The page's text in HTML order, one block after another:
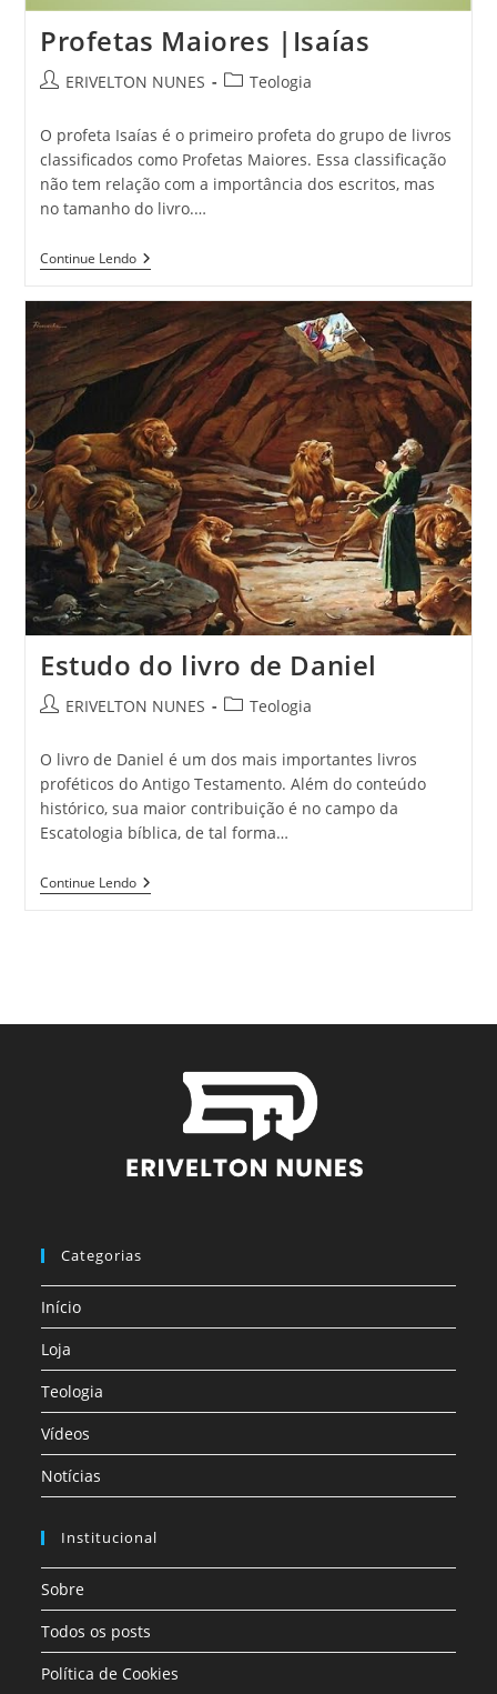
Profetas Maiores |Isaías
ERIVELTON NUNES Teologia
O profeta Isaías é o primeiro profeta do grupo de livros
classificados como Profetas Maiores. Essa classificação
não tem relação com a importância dos escritos, mas
no tamanho do livro.…
Continue Lendo
Estudo do livro de Daniel
ERIVELTON NUNES Teologia
O livro de Daniel é um dos mais importantes livros
proféticos do Antigo Testamento. Além do conteúdo
histórico, sua maior contribuição é no campo da
Escatologia bíblica, de tal forma…
Continue Lendo
Categorias
Início
Loja
Teologia
Vídeos
Notícias
Institucional
Sobre
Todos os posts
Política de Cookies